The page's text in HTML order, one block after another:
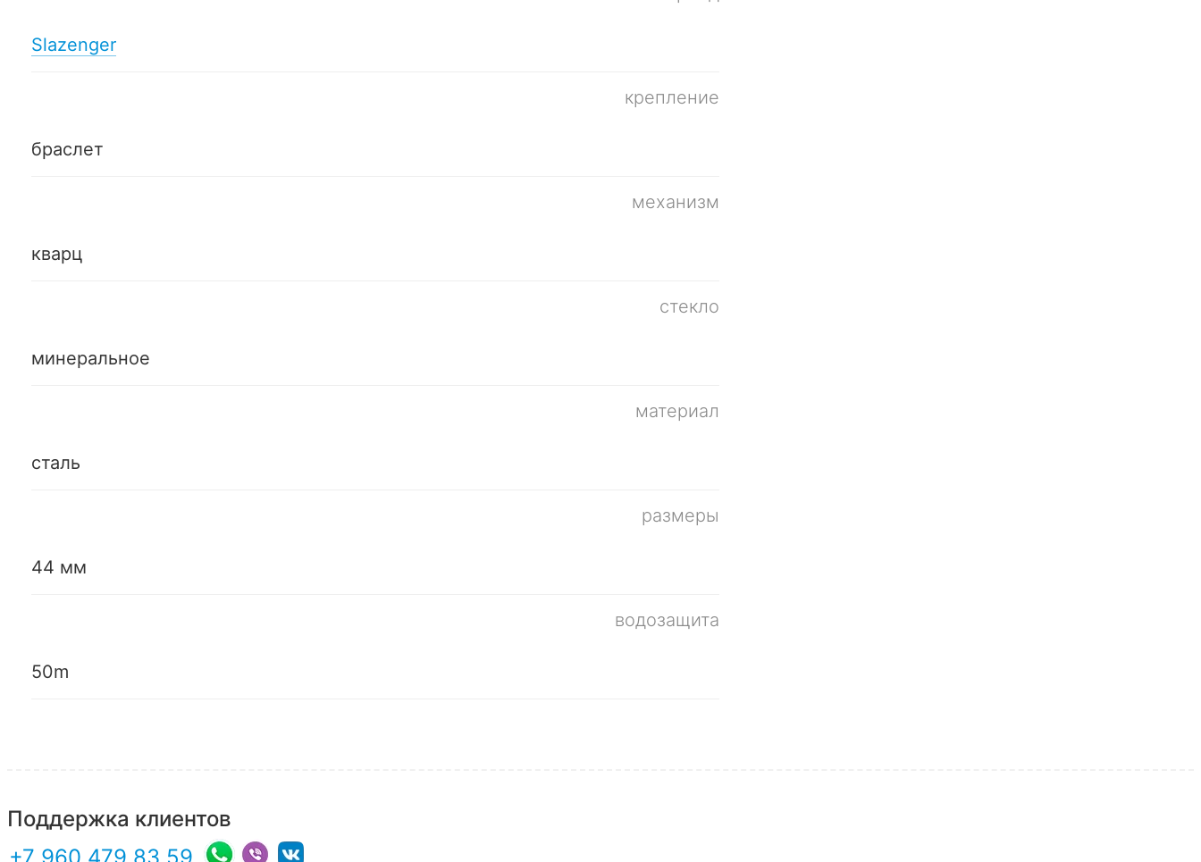
Slazenger
крепление
браслет
механизм
кварц
стекло
минеральное
материал
сталь
размеры
44 мм
водозащита
50m
Поддержка клиентов